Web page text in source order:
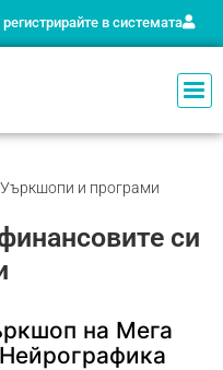
в системата
Уъркшопи и програми
си
на Мега